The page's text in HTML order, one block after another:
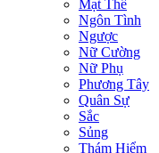
Mạt Thế
Ngôn Tình
Ngược
Nữ Cường
Nữ Phụ
Phương Tây
Quân Sự
Sắc
Sủng
Thám Hiểm